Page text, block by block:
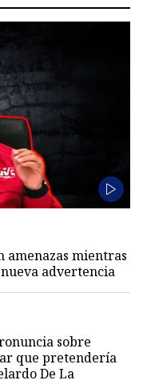
amenazas mientras
advertencia
sobre
que pretendería
De La